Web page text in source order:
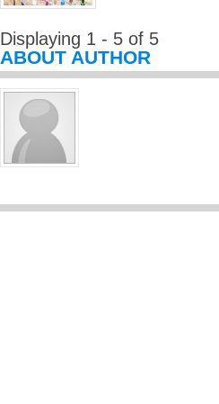
Displaying 1 - 5 of 5
ABOUT AUTHOR